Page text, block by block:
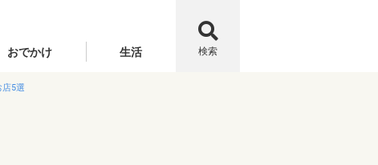
おでかけ 生活 検索
店5選